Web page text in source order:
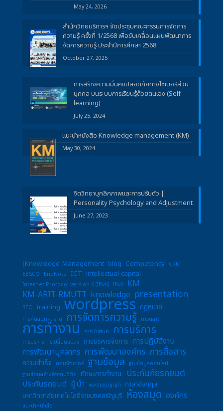
May 24, 2026
สำนักวิทยบริการฯ จัดประชุมคณะกรรมการจัดการ
ความรู้ ครั้งที่ 1/2568 เพื่อขับเคลื่อนแผนพัฒนาการ
จัดการความรู้ ประจำปีการศึกษา 2568
October 27, 2025
การสร้างความมั่นคงปลอดภัยทางไซเบอร์ส่วน
บุคคล บนระบบการเรียนรู้ด้วยตนเอง (Self-
learning)
July 25, 2024
แนะนำหนังสือ Knowledge management (KM)
May 30, 2024
จิตวิทยาบุคลิกภาพและการปรับตัว |
Personality Psychology and Adjustment
June 27, 2023
(Knowledge Management blog Competency CRM
EBSCO
EndNote ICT intellectual capital
Internet Protocol version 6 (IPv6) IPv6 KM
KM-ARIT-RMUTT knowledge presentation
SEO training wordpress กฎหมาย
การคัดลอกผลงาน การจัดการความรู้ การตลาด
การทำงาน การนำเสนอ การบริการ
การบริหารการเปลี่ยนแปลง การบริหารจัดการ การปฏิบัติงาน
การพัฒนาบุคลากร การพัฒนาองค์กร การสื่อสาร
ความสำเร็จ คอมพิวเตอร์ ฐานข้อมูล ฐานข้อมูลออนไลน์
ฐานข้อมูลอ้างอิงงานวิจัย
ทักษะการทำงาน. ประกันภัยรถยนต์
ประกันรถยนต์ ผู้นำ พระราชบัญญัติ ภาษาอังกฤษ
มหาวิทยาลัยเทคโนโลยีราชมงคลธัญบุรี ห้องสมุด องค์กร
แนะนำหนังสือ